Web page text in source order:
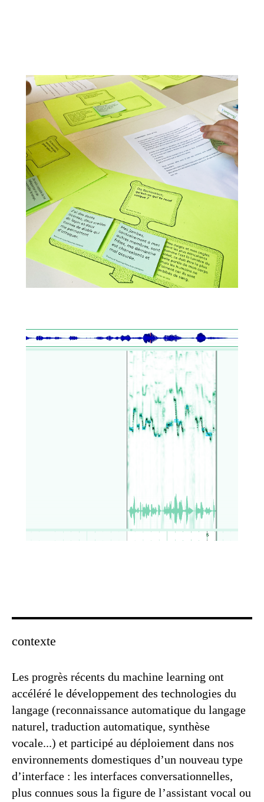
contexte
Les progrès récents du machine learning ont
accéléré le développement des technologies du
langage (reconnaissance automatique du langage
naturel, traduction automatique, synthèse
vocale...) et participé au déploiement dans nos
environnements domestiques d’un nouveau type
d’interface : les interfaces conversationnelles,
plus connues sous la figure de l’assistant vocal ou